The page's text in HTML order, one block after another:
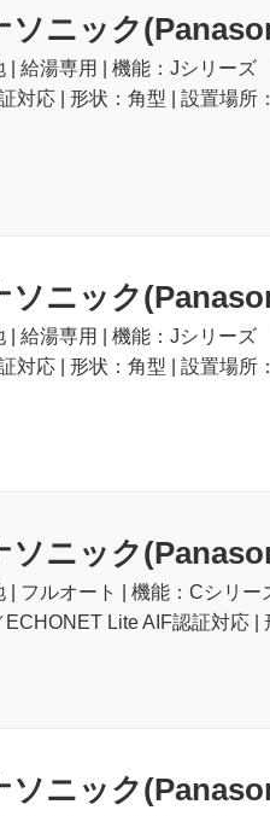
ソニック
| 給湯専用 | 機能：Jシリー
対応 | 形状：角型 | 設置場所
ソニック
| 給湯専用 | 機能：Jシリー
対応 | 形状：角型 | 設置場所
ソニック
| フルオート | 機能：Cシリ
ECHONET Lite AIF認証対応 |
ソニック